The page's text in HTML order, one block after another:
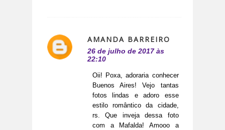
AMANDA BARREIRO
26 de julho de 2017 às
22:10
Oii! Poxa, adoraria conhecer
Buenos Aires! Vejo tantas
fotos lindas e adoro esse
estilo romântico da cidade,
rs. Que inveja dessa foto
com a Mafalda! Amooo a